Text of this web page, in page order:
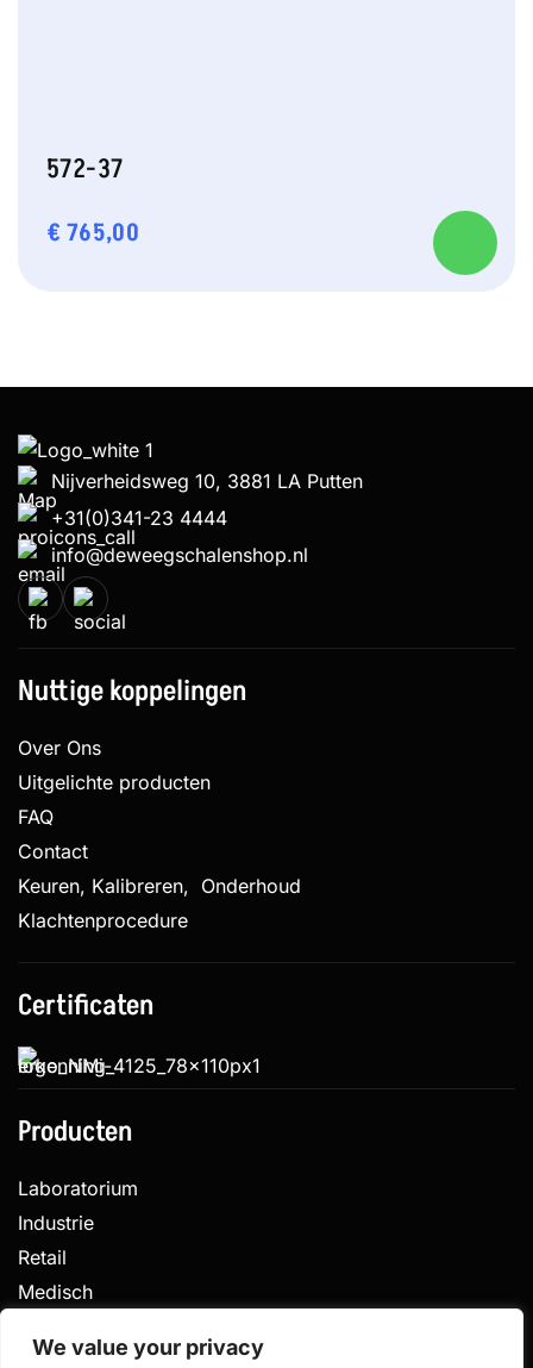
We value your privacy
572-37
€ 765,00
Nijverheidsweg 10, 3881 LA Putten
+31(0)341-23 4444
info@deweegschalenshop.nl
Nuttige koppelingen
Over Ons
Uitgelichte producten
FAQ
Contact
Keuren, Kalibreren, Onderhoud
Klachtenprocedure
Certificaten
Producten
Laboratorium
Industrie
Retail
Medisch